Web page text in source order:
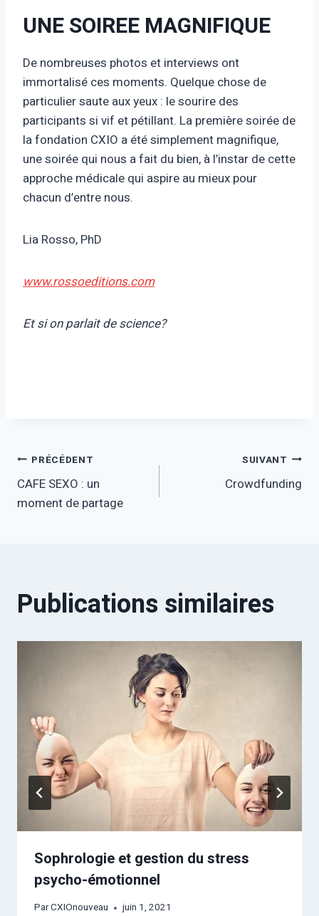
UNE SOIREE MAGNIFIQUE
De nombreuses photos et interviews ont
immortalisé ces moments. Quelque chose de
particulier saute aux yeux : le sourire des
participants si vif et pétillant. La première soirée de
la fondation CXIO a été simplement magnifique,
une soirée qui nous a fait du bien, à l’instar de cette
approche médicale qui aspire au mieux pour
chacun d’entre nous.
Lia Rosso, PhD
www.rossoeditions.com
Et si on parlait de science?
Navigation
de
PRÉCÉDENT
CAFE SEXO : un
moment de partage
SUIVANT
Crowdfunding
Publications similaires
Sophrologie et gestion du stress
psycho-émotionnel
ParCXIOnouveau juin 1, 2021